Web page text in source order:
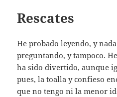
Rescates
He probado leyendo, y
preguntando, y tampoco.
ha sido divertido, aunque
pues, la toalla y confieso
que no tengo ni la menor